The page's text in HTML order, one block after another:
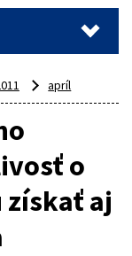
apríl
o
získať aj